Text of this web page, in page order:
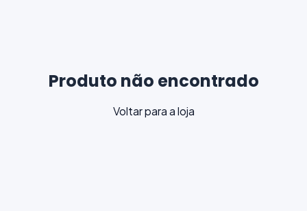
Produto não encontrado
Voltar para a loja